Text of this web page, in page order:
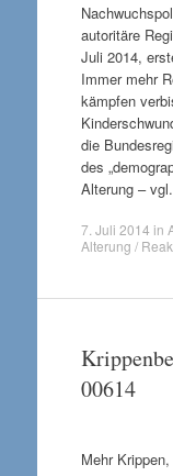
autoritäre
Juli 2014,
Immer mehr
kämpfen
die
des
Alterung –
7. Juli 2014 in
Alterung /
00614
Mehr